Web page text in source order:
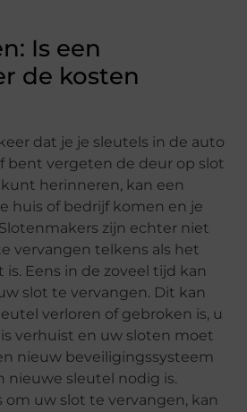
Is een
de kosten
dat je je sleutels in de auto
bent vergeten de deur op slot
herinneren, kan een
huis of bedrijf komen en je
zijn echter niet
vervangen telkens als het
Eens in de zoveel tijd kan
slot te vervangen. Dit kan
verloren of gebroken is, u
verhuist en uw sloten moet
nieuw beveiligingssysteem
nieuwe sleutel nodig is.
om uw slot te vervangen, kan